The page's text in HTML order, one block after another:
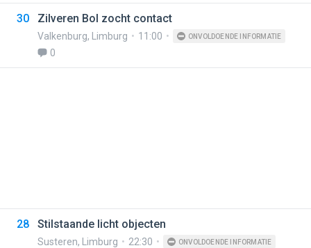
30 Zilveren Bol zocht contact
Valkenburg, Limburg 11:00 ONVOLDOENDE INFORMATIE
0
28 Stilstaande licht objecten
Susteren, Limburg 22:30 ONVOLDOENDE INFORMATIE